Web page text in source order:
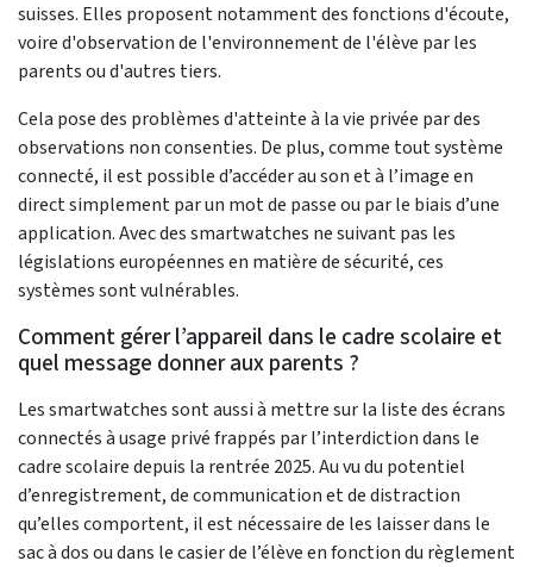
suisses. Elles proposent notamment des fonctions d'écoute,
voire d'observation de l'environnement de l'élève par les
parents ou d'autres tiers.
Cela pose des problèmes d'atteinte à la vie privée par des
observations non consenties. De plus, comme tout système
connecté, il est possible d’accéder au son et à l’image en
direct simplement par un mot de passe ou par le biais d’une
application. Avec des smartwatches ne suivant pas les
législations européennes en matière de sécurité, ces
systèmes sont vulnérables.
Comment gérer l’appareil dans le cadre scolaire et
quel message donner aux parents ?
Les smartwatches sont aussi à mettre sur la liste des écrans
connectés à usage privé frappés par l’interdiction dans le
cadre scolaire depuis la rentrée 2025. Au vu du potentiel
d’enregistrement, de communication et de distraction
qu’elles comportent, il est nécessaire de les laisser dans le
sac à dos ou dans le casier de l’élève en fonction du règlement